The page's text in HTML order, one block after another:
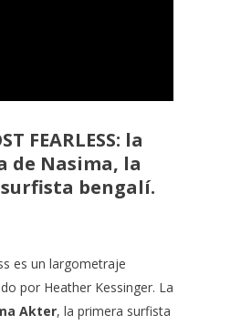
FEARLESS: la
de Nasima, la
bengalí.
es un largometraje
por Heather Kessinger. La
Akter, la primera surfista